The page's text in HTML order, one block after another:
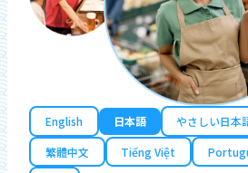
English 日本語 やさしい日本
繁體中文
Tiếng Việt